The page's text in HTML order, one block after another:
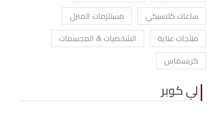
ساعات كلاسيكي
مستلزمات المنزل
منتجات عناية
الشخصيات & المجسمات
كريسماس
لي كوبر